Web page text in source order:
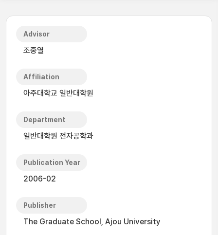
Advisor
조중열
Affiliation
아주대학교 일반대학원
Department
일반대학원 전자공학과
Publication Year
2006-02
Publisher
The Graduate School, Ajou University